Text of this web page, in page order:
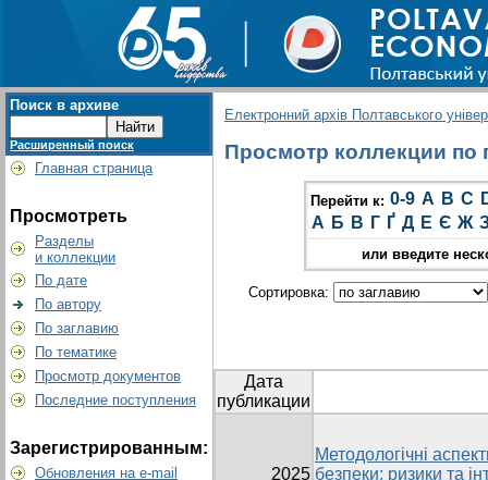
Поиск в архиве
Расширенный поиск
Главная страница
Просмотреть
Разделы
и коллекции
По дате
По автору
По заглавию
По тематике
Просмотр документов
Последние поступления
Зарегистрированным:
Обновления на e-mail
Електронний архів Полтавського
Просмотр коллекции по
Перейти к: 0-9 A B C
А Б В Г Ґ Д Е Є Ж
или введите
Сортировка:
Дата
публикации
2025
Методологічні
безпеки: ризики та